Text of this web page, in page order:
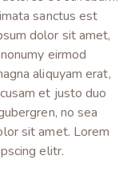
sanctus est
dolor sit amet,
eirmod
aliquyam erat,
et justo duo
no sea
sit amet. Lorem
elitr.